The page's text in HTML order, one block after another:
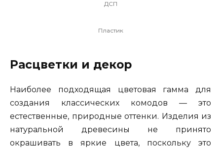
ДСП
Пластик
Расцветки и декор
Наиболее подходящая цветовая гамма для
создания классических комодов — это
естественные, природные оттенки. Изделия из
натуральной древесины не принято
окрашивать в яркие цвета, поскольку это